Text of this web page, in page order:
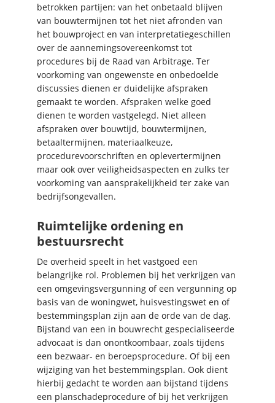
betrokken partijen: van het onbetaald blijven
van bouwtermijnen tot het niet afronden van
het bouwproject en van interpretatiegeschillen
over de aannemingsovereenkomst tot
procedures bij de Raad van Arbitrage. Ter
voorkoming van ongewenste en onbedoelde
discussies dienen er duidelijke afspraken
gemaakt te worden. Afspraken welke goed
dienen te worden vastgelegd. Niet alleen
afspraken over bouwtijd, bouwtermijnen,
betaaltermijnen, materiaalkeuze,
procedurevoorschriften en oplevertermijnen
maar ook over veiligheidsaspecten en zulks ter
voorkoming van aansprakelijkheid ter zake van
bedrijfsongevallen.
Ruimtelijke ordening en
bestuursrecht
De overheid speelt in het vastgoed een
belangrijke rol. Problemen bij het verkrijgen van
een omgevingsvergunning of een vergunning op
basis van de woningwet, huisvestingswet en of
bestemmingsplan zijn aan de orde van de dag.
Bijstand van een in bouwrecht gespecialiseerde
advocaat is dan onontkoombaar, zoals tijdens
een bezwaar- en beroepsprocedure. Of bij een
wijziging van het bestemmingsplan. Ook dient
hierbij gedacht te worden aan bijstand tijdens
een planschadeprocedure of bij het verkrijgen